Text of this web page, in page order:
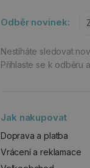
Odběr novinek:
Nestíháte sledovat
Přihlaste se k odběru
Jak nakupovat
Doprava a platba
Vrácení a reklamace